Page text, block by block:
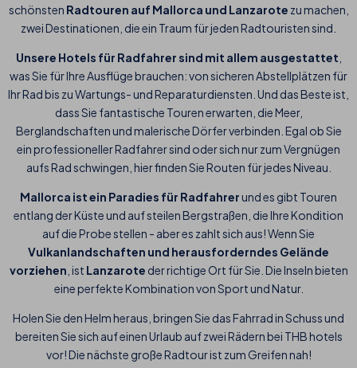
schönsten Radtouren auf Mallorca und Lanzarote zu machen,
zwei Destinationen, die ein Traum für jeden Radtouristen sind.
Unsere Hotels für Radfahrer sind mit allem ausgestattet
was Sie für Ihre Ausflüge brauchen: von sicheren Abstellplätzen für
Ihr Rad bis zu Wartungs- und Reparaturdiensten. Und das Beste ist,
dass Sie fantastische Touren erwarten, die Meer,
Berglandschaften und malerische Dörfer verbinden. Egal ob Sie
ein professioneller Radfahrer sind oder sich nur zum Vergnügen
aufs Rad schwingen, hier finden Sie Routen für jedes Niveau.
Mallorca ist ein Paradies für Radfahrerund es gibt Touren
entlang der Küste und auf steilen Bergstraßen, die Ihre Kondition
auf die Probe stellen - aber es zahlt sich aus! Wenn Sie
Vulkanlandschaften und herausforderndes Gelände
vorziehen , ist Lanzarote der richtige Ort für Sie. Die Inseln bieten
eine perfekte Kombination von Sport und Natur.
Holen Sie den Helm heraus, bringen Sie das Fahrrad in Schuss und
bereiten Sie sich auf einen Urlaub auf zwei Rädern bei THB hotels
vor! Die nächste große Radtour ist zum Greifen nah!